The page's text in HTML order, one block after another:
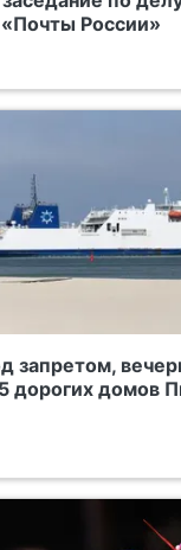
России»
запретом,
дорогих домов